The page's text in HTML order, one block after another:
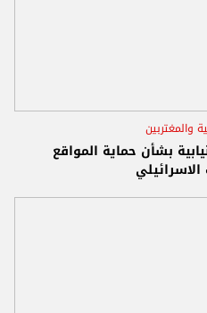
والمغتربين
بشأن حماية المواقع